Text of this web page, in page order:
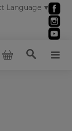
Language ▼